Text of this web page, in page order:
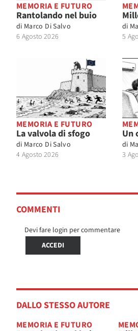
MEMORIA E FUTURO
Rantolando nel buio
di Marco Di Salvo
6 Agosto 2026
di
5
MEMORIA E FUTURO
La valvola di sfogo
di Marco Di Salvo
4 Agosto 2026
Un
di
3
COMMENTI
Devi fare login per commentare
ACCEDI
DALLO STESSO AUTORE
MEMORIA E FUTURO